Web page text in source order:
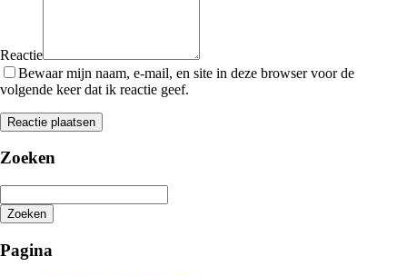
Reactie
Bewaar mijn naam, e-mail, en site in deze browser voor de
volgende keer dat ik reactie geef.
Zoeken
Zoeken
zoeken
Pagina